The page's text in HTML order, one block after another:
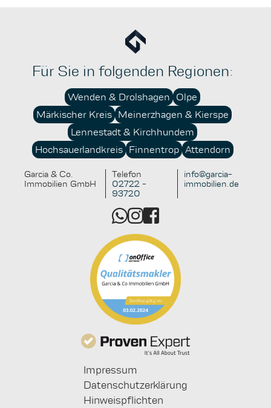
Für Sie in folgenden Regionen:
Wenden & Drolshagen
Olpe
Märkischer Kreis Meinerzhagen & Kierspe
Lennestadt & Kirchhundem
Hochsauerlandkreis
Finnentrop Attendorn
Garcia & Co.
Immobilien GmbH
Telefon
02722 -
93720
info@garcia-
immobilien.de
Impressum
Datenschutzerklärung
Hinweispflichten